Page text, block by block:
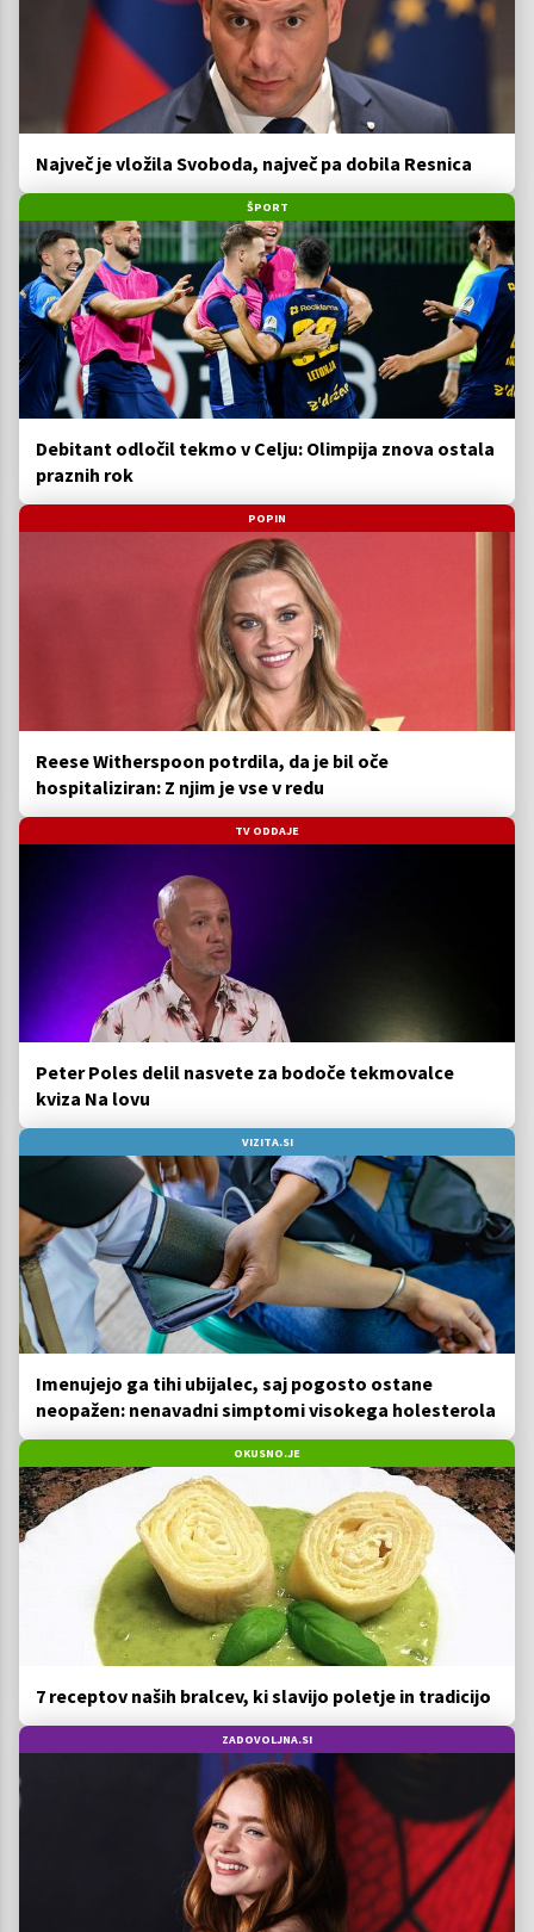
Največ je vložila Svoboda, največ pa dobila Resnica
ŠPORT
Debitant odločil tekmo v Celju: Olimpija znova ostala
praznih rok
POPIN
Reese Witherspoon potrdila, da je bil oče
hospitaliziran: Z njim je vse v redu
TV ODDAJE
Peter Poles delil nasvete za bodoče tekmovalce
kviza Na lovu
VIZITA.SI
Imenujejo ga tihi ubijalec, saj pogosto ostane
neopažen: nenavadni simptomi visokega holesterola
OKUSNO.JE
7 receptov naših bralcev, ki slavijo poletje in tradicijo
ZADOVOLJNA.SI